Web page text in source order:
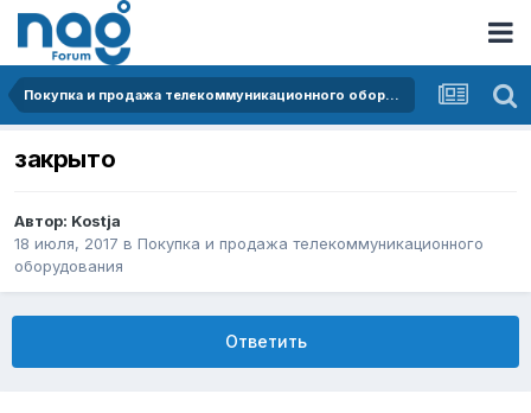
Покупка и продажа телекоммуникационного оборудования
закрыто
Автор: Kostja
18 июля, 2017 в Покупка и продажа телекоммуникационного
оборудования
Ответить